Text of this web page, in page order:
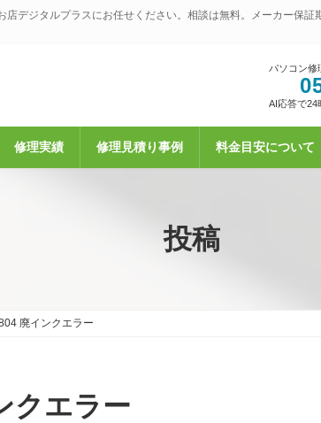
デジタルプラスにお任せください。相談は無料。メーカー保
パソコン修
AI応答で24
修理実績 修理見積り事例 料金目安について
投稿
廃インクエラー
クエラー